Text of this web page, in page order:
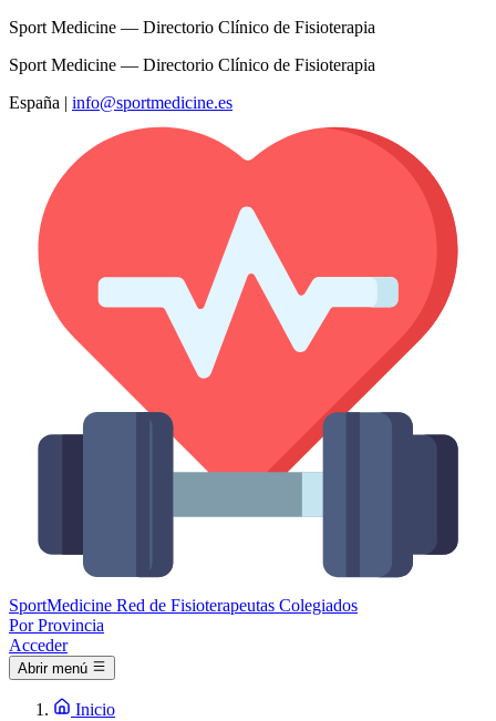
Sport Medicine — Directorio Clínico de Fisioterapia
Sport Medicine — Directorio Clínico de Fisioterapia
España | info@sportmedicine.es
SportMedicine Red de Fisioterapeutas Colegiados
Por Provincia
Acceder
Abrir menú
Inicio